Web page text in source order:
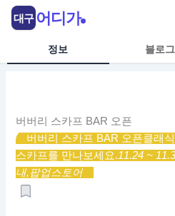
정보 블로그
버버리 스카프 BAR 오픈
버버리 스카프 BAR 오픈클래
스카프를 만나보세요.11.24 ~
내,팝업스토어
대구 어디가